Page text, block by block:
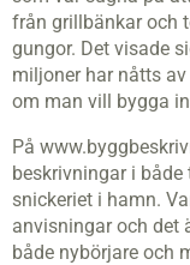
från grillbänkar och
gungor. Det visade
miljoner har nåtts
om man vill bygga
På
beskrivningar i
snickeriet i hamn.
anvisningar och det
både nybörjare och